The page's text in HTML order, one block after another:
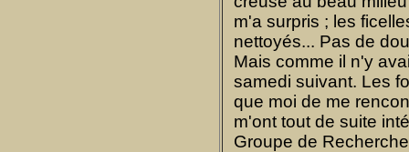
m'a surpris ; les
nettoyés... Pas de
Mais comme il n'y
samedi suivant. Les
que moi de me
m'ont tout de suite
Groupe de